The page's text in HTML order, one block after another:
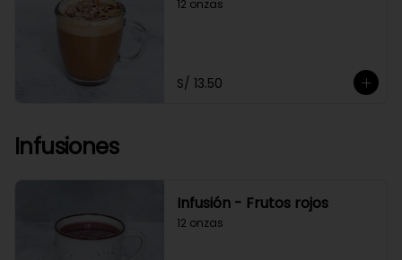
12 onzas
S/ 13.50
Infusiones
Infusión - Frutos rojos
12 onzas